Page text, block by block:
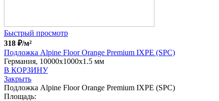
Быстрый просмотр
318 ₽/м²
Подложка Alpine Floor Orange Premium IXPE (SPC)
Германия, 10000x1000x1.5 мм
В КОРЗИНУ
Закрыть
Подложка Alpine Floor Orange Premium IXPE (SPC)
Площадь: